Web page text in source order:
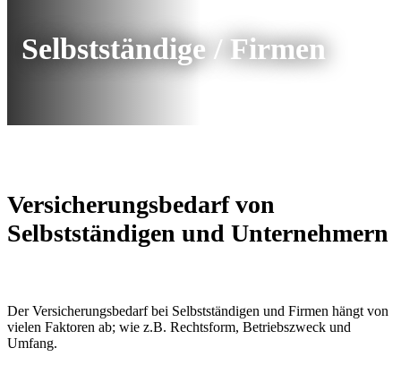
Selbstständige / Firmen
Versicherungsbedarf von
Selbstständigen und Unternehmern
Der Versicherungsbedarf bei Selbstständigen und Firmen hängt von
vielen Faktoren ab; wie z.B. Rechtsform, Betriebszweck und
Umfang.